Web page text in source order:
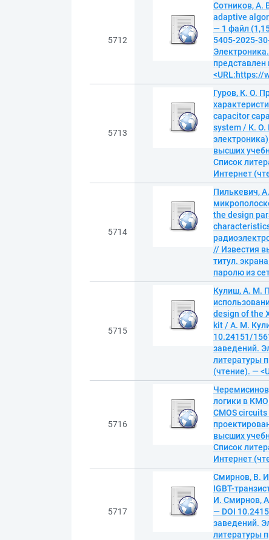
5712
Сотников, А.
adaptive
— 1 файл
5405-2025-
<URL:https://
5713
Гуров, К. О.
capacitor
system / К. О.
высших
Список
Интернет
5714
Пилькевич,
the design
// Известия
титул.
паролю из
5715
Кулиш, А. М.
design of the
kit / А. М.
10.24151/
заведений.
литературы
(чтение). —
5716
логики в
CMOS
высших
Список
Интернет
5717
Смирнов, В.
IGBT-
И. Смирнов,
— DOI
заведений.
литературы